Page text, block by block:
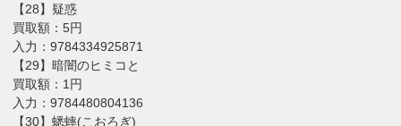
【28】疑惑
買取額：5円
入力：9784334925871
【29】暗闇のヒミコと
買取額：1円
入力：9784480804136
【30】蟋蟀(こおろぎ)